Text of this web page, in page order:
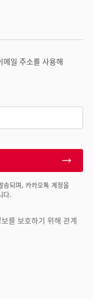
메일 주소를 사용해
송되며, 카카오톡 계정을
다.
를 보호하기 위해 관계